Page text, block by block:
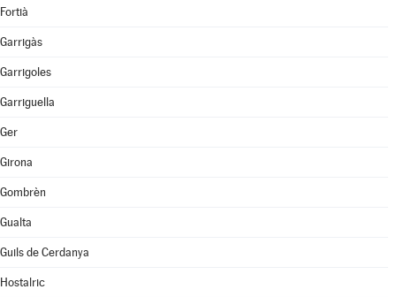
Fortià
Garrigàs
Garrigoles
Garriguella
Ger
Girona
Gombrèn
Gualta
Guils de Cerdanya
Hostalric